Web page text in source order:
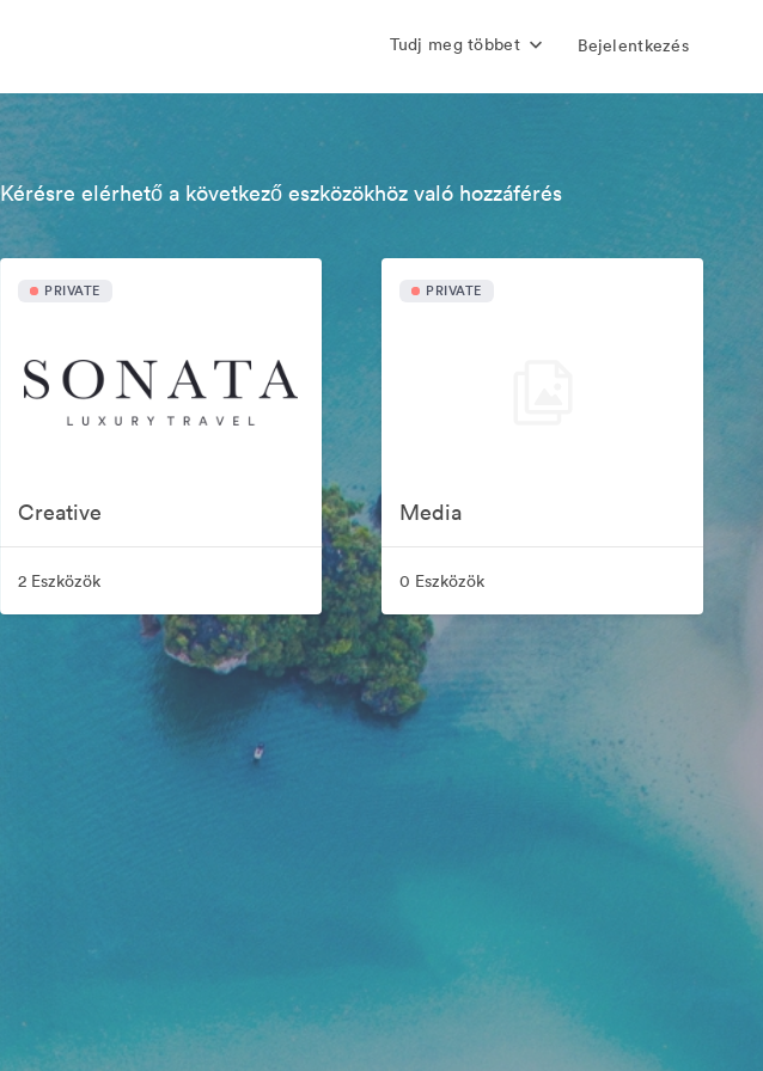
Tudj meg többet Bejelentkezés
Kérésre elérhető a következő eszközökhöz való hozzáférés
PRIVATE
Creative
2 Eszközök
PRIVATE
Media
0 Eszközök